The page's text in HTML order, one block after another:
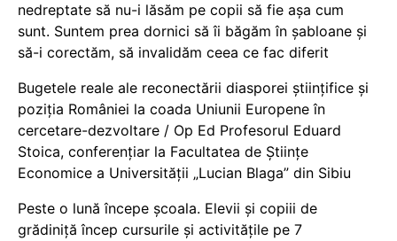
nedreptate să nu-i lăsăm pe copii să fie așa cum
sunt. Suntem prea dornici să îi băgăm în șabloane și
să-i corectăm, să invalidăm ceea ce fac diferit
Bugetele reale ale reconectării diasporei științifice și
poziția României la coada Uniunii Europene în
cercetare-dezvoltare / Op Ed Profesorul Eduard
Stoica, conferențiar la Facultatea de Științe
Economice a Universității „Lucian Blaga” din Sibiu
Peste o lună începe școala. Elevii și copiii de
grădiniță încep cursurile și activitățile pe 7